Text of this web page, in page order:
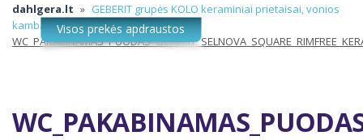
dahlgera.lt » GEBERIT grupės KOLO keraminiai prietaisai, vonios
kambario įranga »